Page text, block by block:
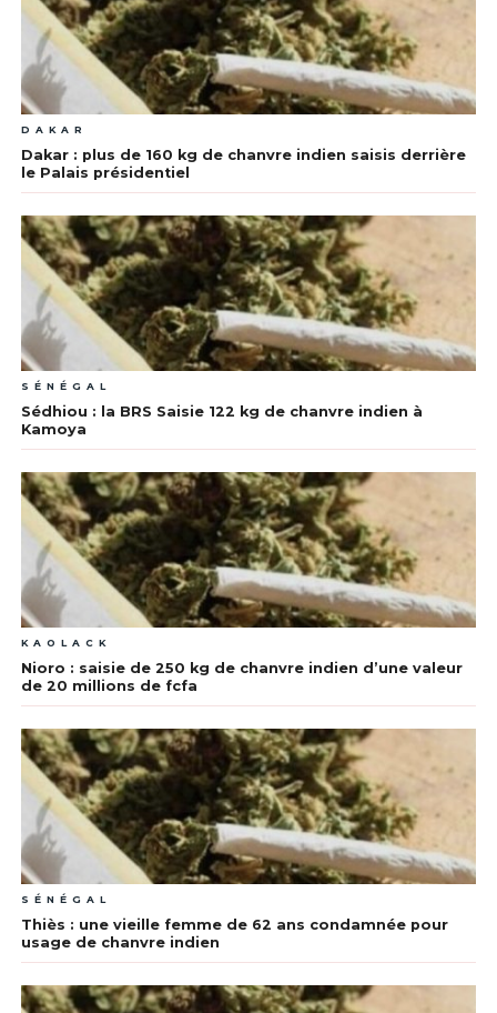
DAKAR
Dakar : plus de 160 kg de chanvre indien saisis derrière
le Palais présidentiel
SÉNÉGAL
Sédhiou : la BRS Saisie 122 kg de chanvre indien à
Kamoya
KAOLACK
Nioro : saisie de 250 kg de chanvre indien d’une valeur
de 20 millions de fcfa
SÉNÉGAL
Thiès : une vieille femme de 62 ans condamnée pour
usage de chanvre indien